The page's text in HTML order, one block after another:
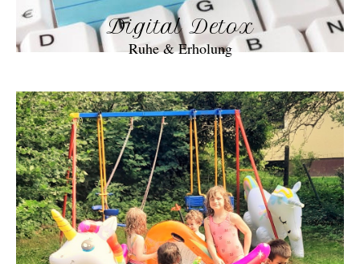
Digital Detox
Ruhe & Erholung